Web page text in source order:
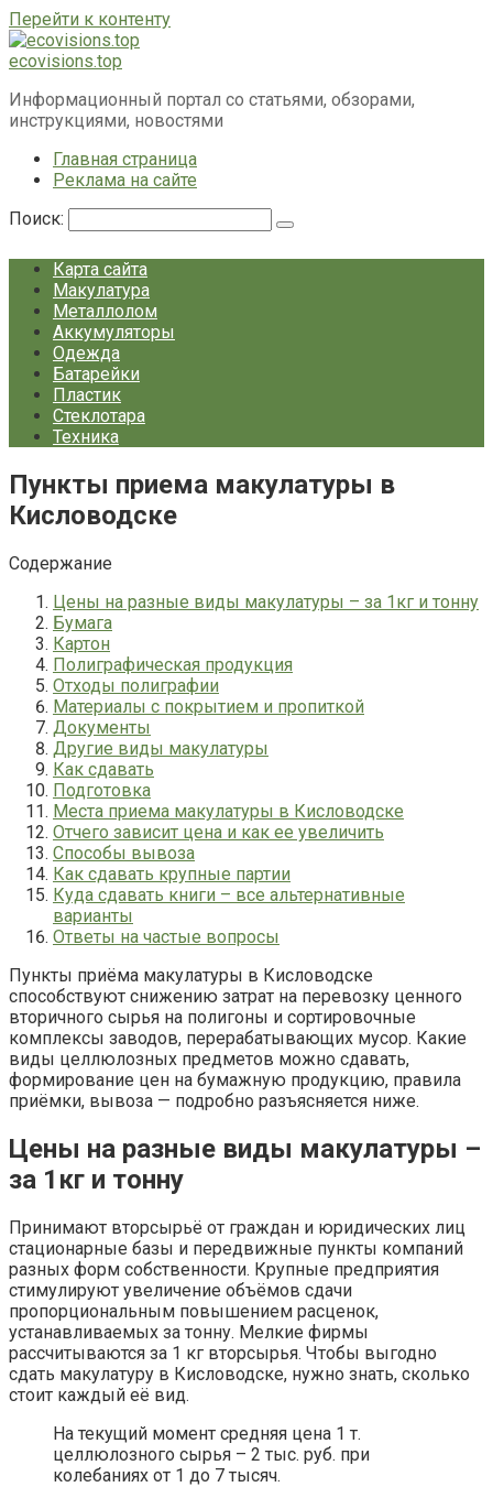
Перейти к контенту
ecovisions.top
Информационный портал со статьями, обзорами,
инструкциями, новостями
Главная страница
Реклама на сайте
Поиск:
Карта сайта
Макулатура
Металлолом
Аккумуляторы
Одежда
Батарейки
Пластик
Стеклотара
Техника
Пункты приема макулатуры в
Кисловодске
Содержание
Цены на разные виды макулатуры – за 1кг и тонну
Бумага
Картон
Полиграфическая продукция
Отходы полиграфии
Материалы с покрытием и пропиткой
Документы
Другие виды макулатуры
Как сдавать
Подготовка
Места приема макулатуры в Кисловодске
Отчего зависит цена и как ее увеличить
Способы вывоза
Как сдавать крупные партии
Куда сдавать книги – все альтернативные
варианты
Ответы на частые вопросы
Пункты приёма макулатуры в Кисловодске
способствуют снижению затрат на перевозку ценного
вторичного сырья на полигоны и сортировочные
комплексы заводов, перерабатывающих мусор. Какие
виды целлюлозных предметов можно сдавать,
формирование цен на бумажную продукцию, правила
приёмки, вывоза — подробно разъясняется ниже.
Цены на разные виды макулатуры –
за 1кг и тонну
Принимают вторсырьё от граждан и юридических лиц
стационарные базы и передвижные пункты компаний
разных форм собственности. Крупные предприятия
стимулируют увеличение объёмов сдачи
пропорциональным повышением расценок,
устанавливаемых за тонну. Мелкие фирмы
рассчитываются за 1 кг вторсырья. Чтобы выгодно
сдать макулатуру в Кисловодске, нужно знать, сколько
стоит каждый её вид.
На текущий момент средняя цена 1 т.
целлюлозного сырья – 2 тыс. руб. при
колебаниях от 1 до 7 тысяч.